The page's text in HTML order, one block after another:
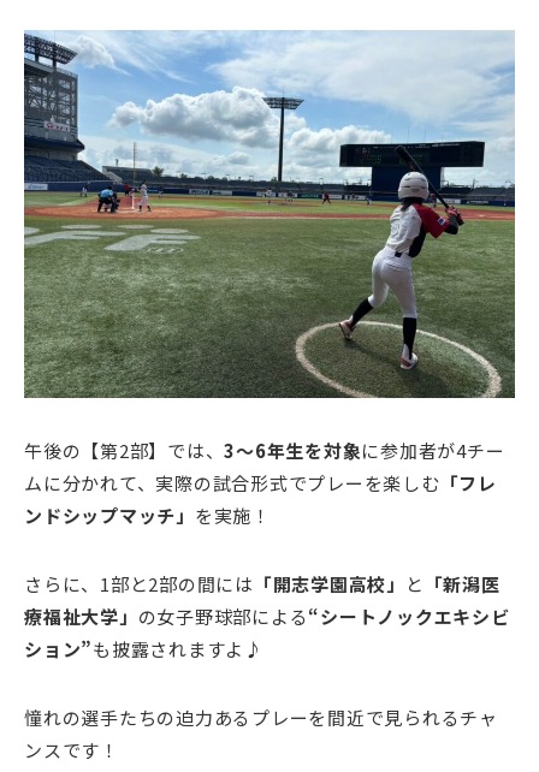
午後の【第2部】では、3～6年生を対象に参加者が4チー
ムに分かれて、実際の試合形式でプレーを楽しむ 「フレ
ンドシップマッチ」 を実施！
さらに、1部と2部の間には 「開志学園高校」 と 「新潟医
療福祉大学」 の女子野球部による“シートノックエキシビ
ション”も披露されますよ♪
憧れの選手たちの迫力あるプレーを間近で見られるチャ
ンスです！